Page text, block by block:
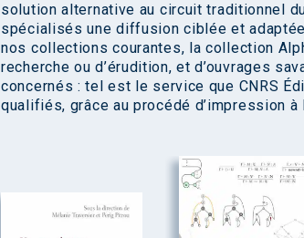
solution alternative au circuit traditionnel
spécialisés une diffusion ciblée et
nos collections courantes, la collection
recherche ou d’érudition, et d’ouvrages
concernés : tel est le service que CNRS
qualifiés, grâce au procédé d’impression à